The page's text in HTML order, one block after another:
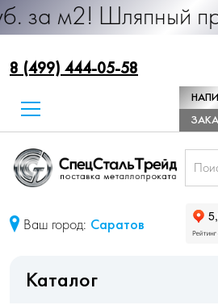
профиль
8 (499) 444-05-58
Ваш город: Саратов
Каталог